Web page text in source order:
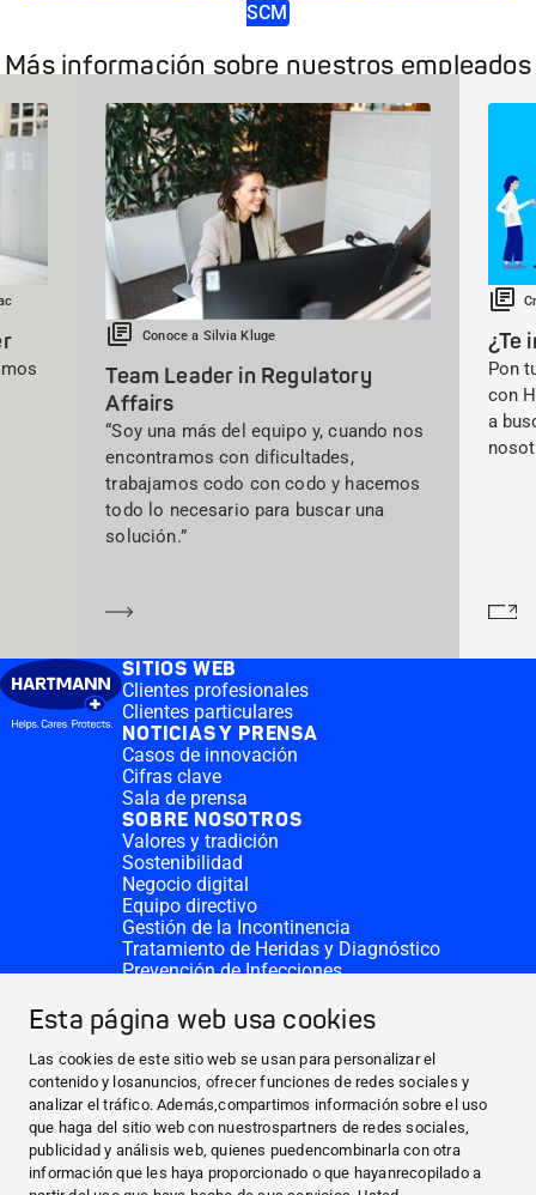
Esta página web usa cookies
Las cookies de este sitio web se usan para personalizar el
contenido y losanuncios, ofrecer funciones de redes sociales y
analizar el tráfico. Además,compartimos información sobre el uso
que haga del sitio web con nuestrospartners de redes sociales,
publicidad y análisis web, quienes puedencombinarla con otra
información que les haya proporcionado o que hayanrecopilado a
SCM
Más información sobre nuestros empleados
Conoce a Silvia Kluge
Team Leader in Regulatory
Affairs
“Soy una más del equipo y, cuando nos
encontramos con dificultades,
trabajamos codo con codo y hacemos
todo lo necesario para buscar una
solución.”
¿Te
Pon
con
a
SITIOS WEB
Clientes profesionales
Clientes particulares
NOTICIAS Y PRENSA
Casos de innovación
Cifras clave
Sala de prensa
SOBRE NOSOTROS
Valores y tradición
Sostenibilidad
Negocio digital
Equipo directivo
Gestión de la Incontinencia
Tratamiento de Heridas y Diagnóstico
Prevención de Infecciones
CONTACTO
Solicitar donativo
Sedes de HARTMANN
SITIOS WEB
NOTICIAS Y PRENSA
SOBRE NOSOTROS
CONTACTO